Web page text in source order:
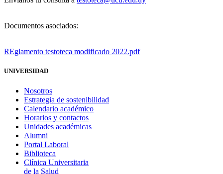
Documentos asociados:
REglamento testoteca modificado 2022.pdf
UNIVERSIDAD
Nosotros
Estrategia de sostenibilidad
Calendario académico
Horarios y contactos
Unidades académicas
Alumni
Portal Laboral
Biblioteca
Clínica Universitaria
de la Salud